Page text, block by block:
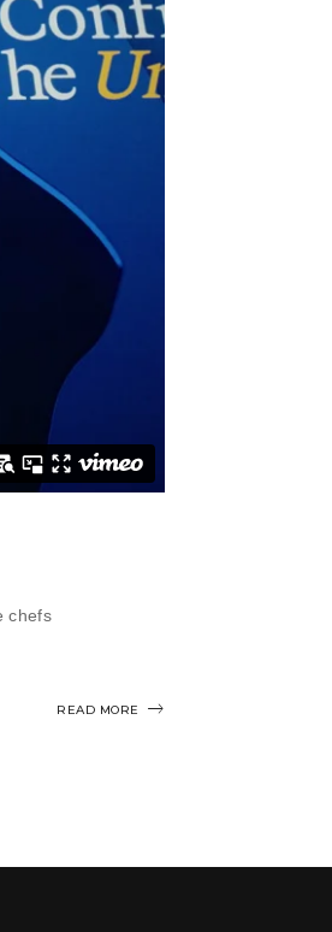
chefs
READ MORE